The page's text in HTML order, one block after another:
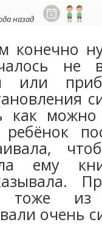
назад
конечно
не
или
как
ребёнок
ему
тоже из
очень